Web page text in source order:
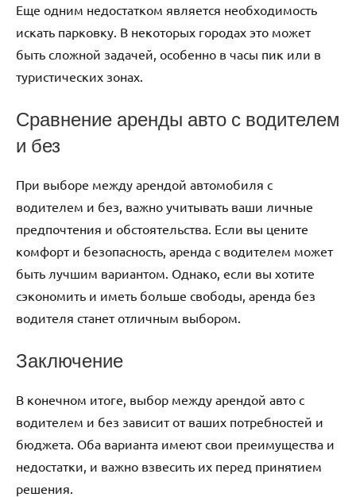
Еще одним недостатком является необходимость
искать парковку. В некоторых городах это может
быть сложной задачей, особенно в часы пик или в
туристических зонах.
Сравнение аренды авто с водителем
и без
При выборе между арендой автомобиля с
водителем и без, важно учитывать ваши личные
предпочтения и обстоятельства. Если вы цените
комфорт и безопасность, аренда с водителем может
быть лучшим вариантом. Однако, если вы хотите
сэкономить и иметь больше свободы, аренда без
водителя станет отличным выбором.
Заключение
В конечном итоге, выбор между арендой авто с
водителем и без зависит от ваших потребностей и
бюджета. Оба варианта имеют свои преимущества и
недостатки, и важно взвесить их перед принятием
решения.